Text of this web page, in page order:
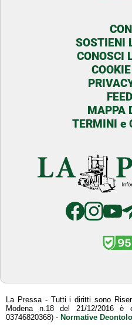
SOSTIENI
CONOSCI
MAPPA
TERMINI e
La Pressa - Tutti i diritti sono
Modena n.18 del 21/12/2016
03746820368) - Normative